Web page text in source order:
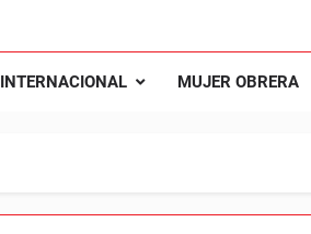
INTERNACIONAL MUJER OBRERA